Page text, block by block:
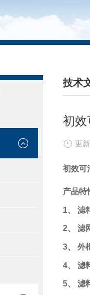
技术
/
初效
更
初效可
产品特
1、 滤
2、 滤
3、 外
4、 滤
5、 滤